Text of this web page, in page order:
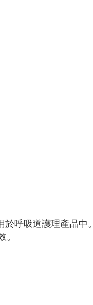
呼吸道護理產品中。
。